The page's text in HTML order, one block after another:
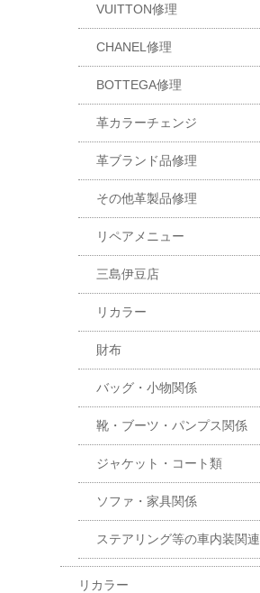
VUITTON修理
CHANEL修理
BOTTEGA修理
革カラーチェンジ
革ブランド品修理
その他革製品修理
リペアメニュー
三島伊豆店
リカラー
財布
バッグ・小物関係
靴・ブーツ・パンプス関係
ジャケット・コート類
ソファ・家具関係
ステアリング等の車内装関連
リカラー